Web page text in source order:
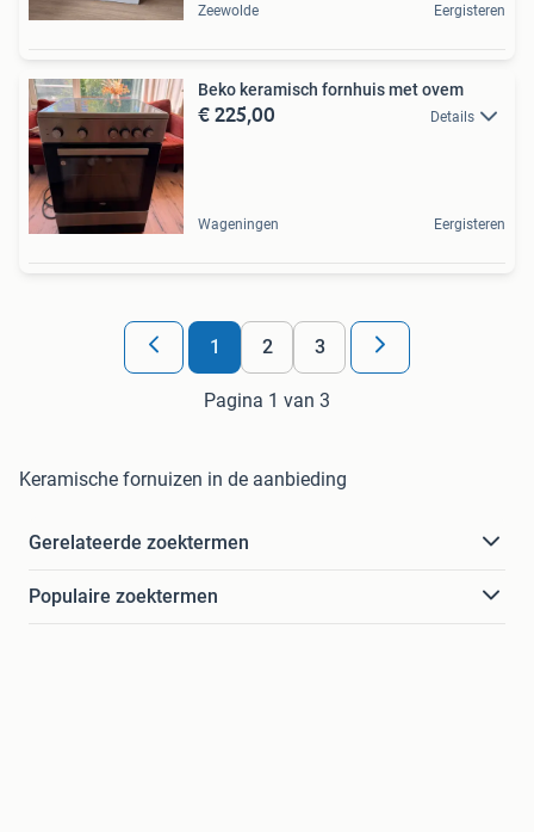
Zeewolde Eergisteren
Beko keramisch fornhuis met ovem
€ 225,00 Details
Wageningen Eergisteren
1 2 3
Pagina 1 van 3
Keramische fornuizen in de aanbieding
Gerelateerde zoektermen
Populaire zoektermen